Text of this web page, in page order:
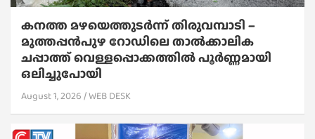
കനത്ത മഴയെത്തുടർന്ന് തിരുവമ്പാടി –
മുത്തപ്പൻപുഴ റോഡിലെ താൽക്കാലിക
ചപ്പാത്ത് വെള്ളപ്പൊക്കത്തിൽ പൂർണ്ണമായി
ഒലിച്ചുപോയി
August 1, 2026 WEB DESK